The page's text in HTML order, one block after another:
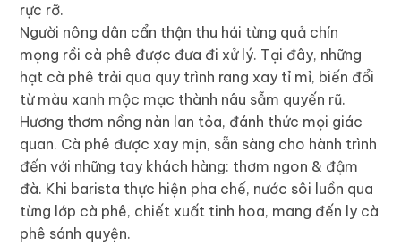
rực rỡ.
Người nông dân cẩn thận thu hái từng quả chín
mọng rồi cà phê được đưa đi xử lý. Tại đây, những
hạt cà phê trải qua quy trình rang xay tỉ mỉ, biến đổi
từ màu xanh mộc mạc thành nâu sẫm quyến rũ.
Hương thơm nồng nàn lan tỏa, đánh thức mọi giác
quan. Cà phê được xay mịn, sẵn sàng cho hành trình
đến với những tay khách hàng: thơm ngon & đậm
đà. Khi barista thực hiện pha chế, nước sôi luồn qua
từng lớp cà phê, chiết xuất tinh hoa, mang đến ly cà
phê sánh quyện.